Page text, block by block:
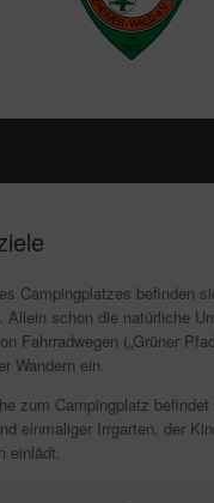
Campingplatzes befinden
Allein schon die natürliche
Fahrradwegen („Grüner
Wandern ein.
zum Campingplatz
einmaliger Irrgarten, der
einlädt.